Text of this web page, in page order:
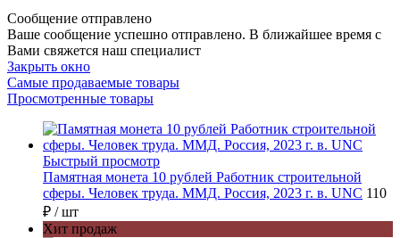
Сообщение отправлено
Ваше сообщение успешно отправлено. В ближайшее время с
Вами свяжется наш специалист
Закрыть окно
Самые продаваемые товары
Просмотренные товары
Быстрый просмотр
Памятная монета 10 рублей Работник строительной
сферы. Человек труда. ММД. Россия, 2023 г. в. UNC 110
₽ / шт
Хит продаж